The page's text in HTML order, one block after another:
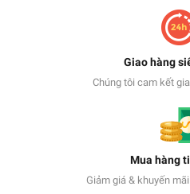
Giao hàng
Chúng tôi cam kết
Mua hàng
Giảm giá & khuyến